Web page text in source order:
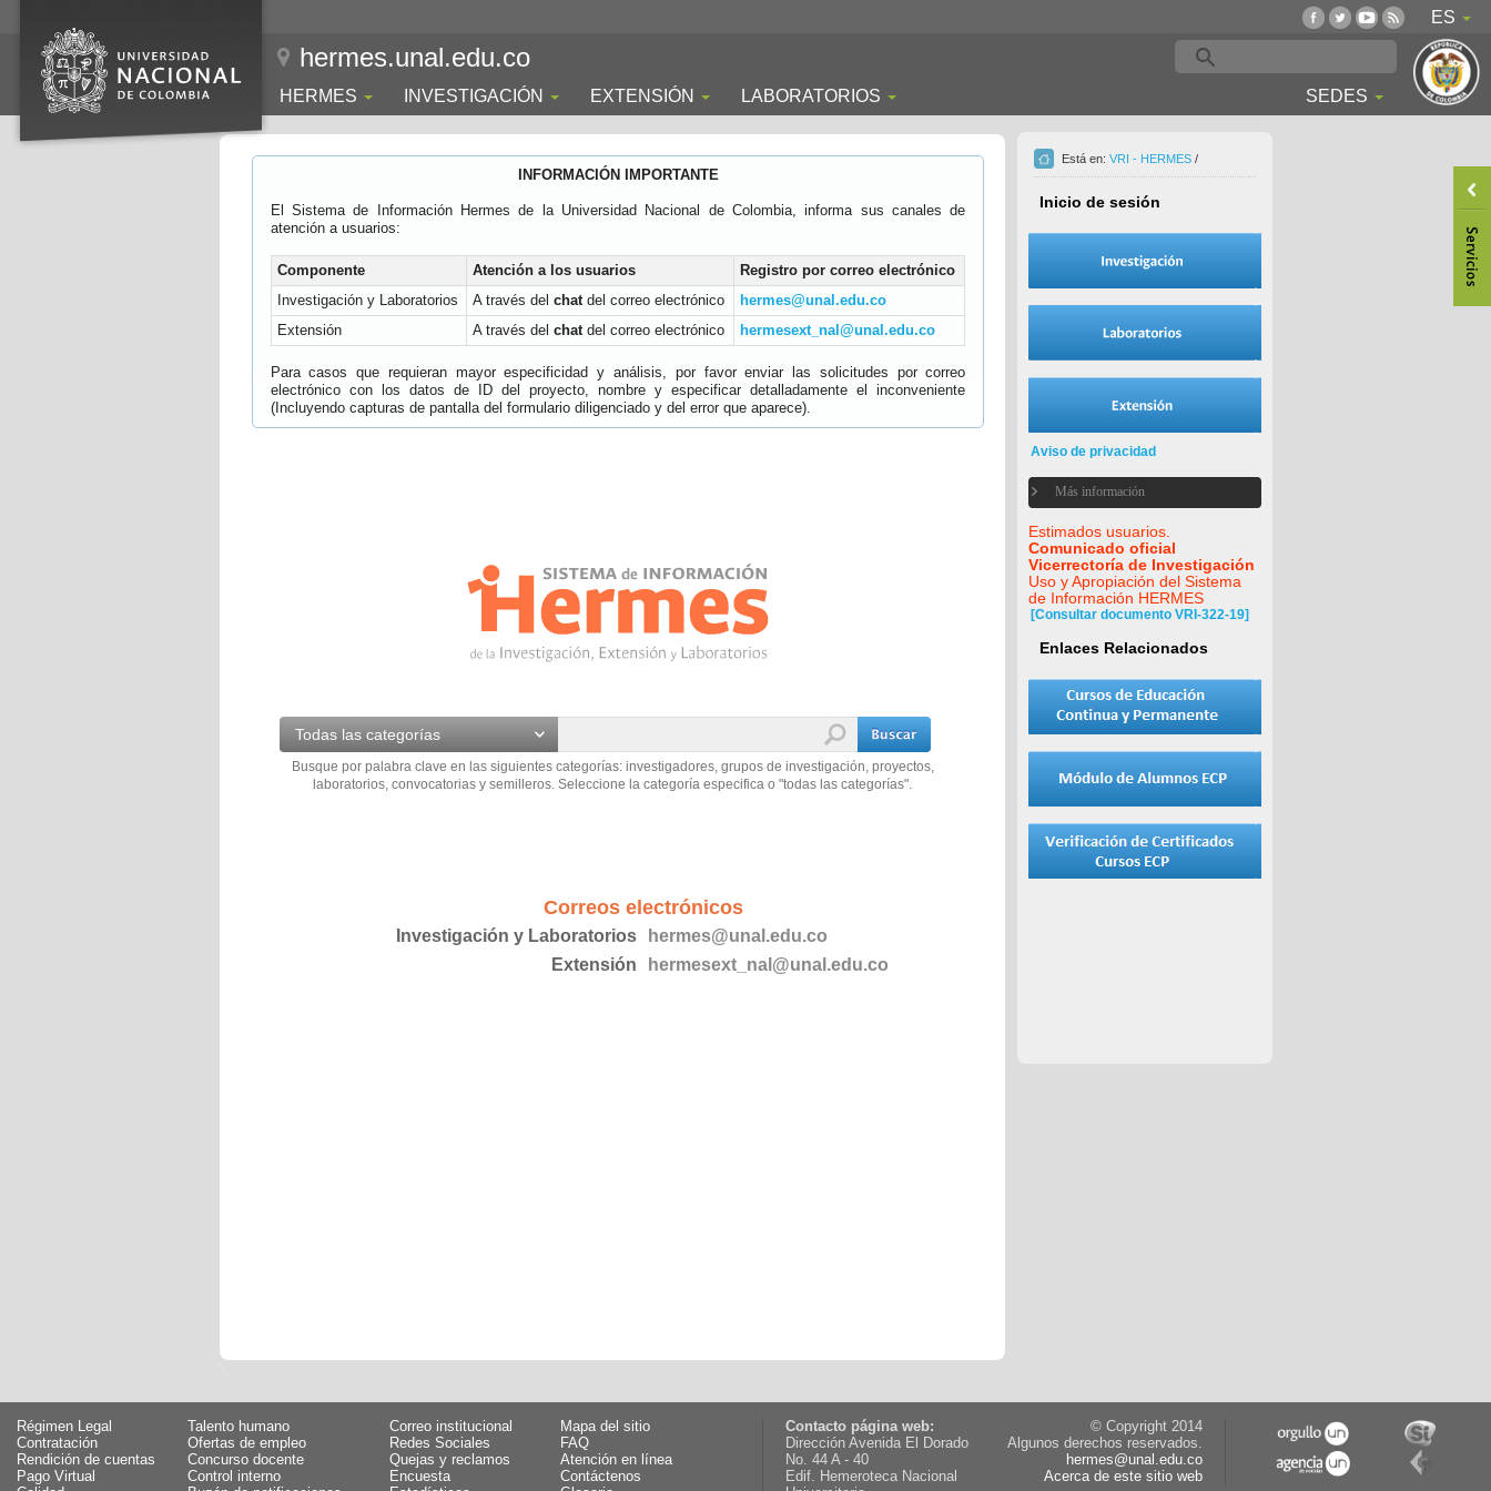
ES
hermes.unal.edu.co
HERMES INVESTIGACIÓN EXTENSIÓN LABORATORIOS SEDES
INFORMACIÓN IMPORTANTE
El Sistema de Información Hermes de la Universidad Nacional de Colombia, informa sus canales de
atención a usuarios:
Componente Atención a los usuarios
Registro por correo electrónico
Investigación y Laboratorios
A través del chatdel correo electrónico
hermes@unal.edu.co
Extensión
A través del chatdel correo electrónico hermesext_nal@unal.edu.co
Para casos que requieran mayor especificidad y análisis, por favor enviar las solicitudes por correo
electrónico con los datos de ID del proyecto, nombre y especificar detalladamente el inconveniente
(Incluyendo capturas de pantalla del formulario diligenciado y del error que aparece).
Todas las categorías
Busque por palabra clave en las siguientes categorías: investigadores, grupos de investigación, proyectos,
laboratorios, convocatorias y semilleros. Seleccione la categoría especifica o "todas las categorías".
Correos electrónicos
Investigación y Laboratorios
hermes@unal.edu.co
Extensión
hermesext_nal@unal.edu.co
Está en: VRI - HERMES /
Inicio de sesión
Aviso de privacidad
Más información
Estimados usuarios.
Comunicado oficial
Vicerrectoría de Investigación
Uso y Apropiación del Sistema
de Información HERMES
[Consultar documento VRI-322-19]
Enlaces Relacionados
Régimen Legal
Talento humano
Contratación
Ofertas de empleo
Rendición de cuentas
Concurso docente
Pago Virtual
Control interno
Correo institucional
Mapa del sitio
Redes Sociales
FAQ
Quejas y reclamos
Atención en línea
Encuesta
Contáctenos
Contacto página web:
Dirección Avenida El Dorado
No. 44 A - 40
Edif. Hemeroteca Nacional
© Copyright 2014
Algunos derechos reservados.
hermes@unal.edu.co
Acerca de este sitio web